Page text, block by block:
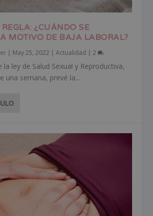
¿CUÁNDO SE
MOTIVO DE BAJA LABORAL?
| May 25, 2022 |Actualidad |2
la ley de Salud Sexual y Reproductiva,
una semana, prevé la...